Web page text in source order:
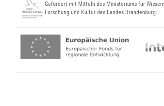
Gefördert mit Mitteln des Ministeriums für
Forschung und Kultur des Landes Brandenburg.